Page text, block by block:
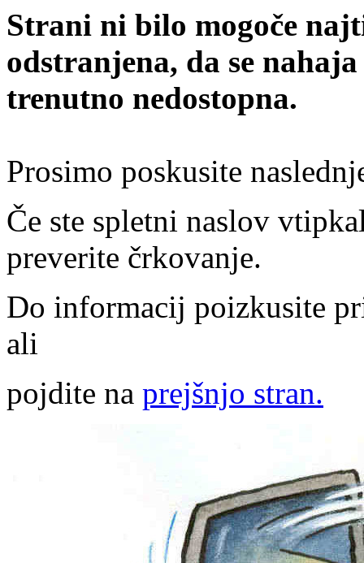
Strani ni bilo mogoče
odstranjena, da se
trenutno nedostopna.
Prosimo poskusite
Če ste spletni naslov
preverite črkovanje.
Do informacij poizkusite
ali
pojdite na prejšnjo stran.